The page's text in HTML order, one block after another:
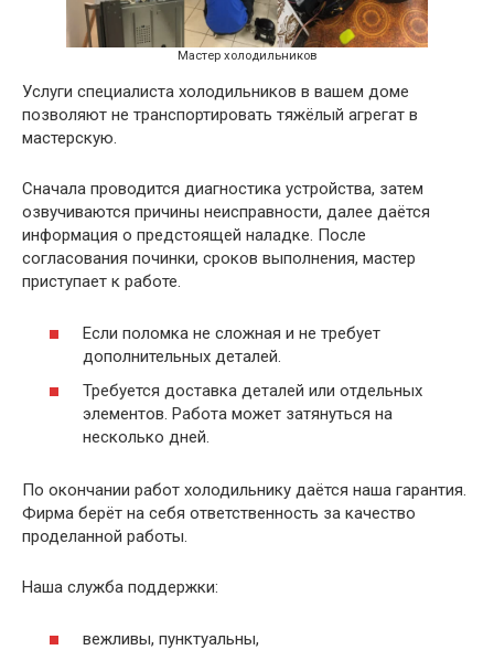
Мастер холодильников
Услуги специалиста холодильников в вашем доме
позволяют не транспортировать тяжёлый агрегат в
мастерскую.
Сначала проводится диагностика устройства, затем
озвучиваются причины неисправности, далее даётся
информация о предстоящей наладке. После
согласования починки, сроков выполнения, мастер
приступает к работе.
Если поломка не сложная и не требует
дополнительных деталей.
Требуется доставка деталей или отдельных
элементов. Работа может затянуться на
несколько дней.
По окончании работ холодильнику даётся наша гарантия.
Фирма берёт на себя ответственность за качество
проделанной работы.
Наша служба поддержки:
вежливы, пунктуальны,